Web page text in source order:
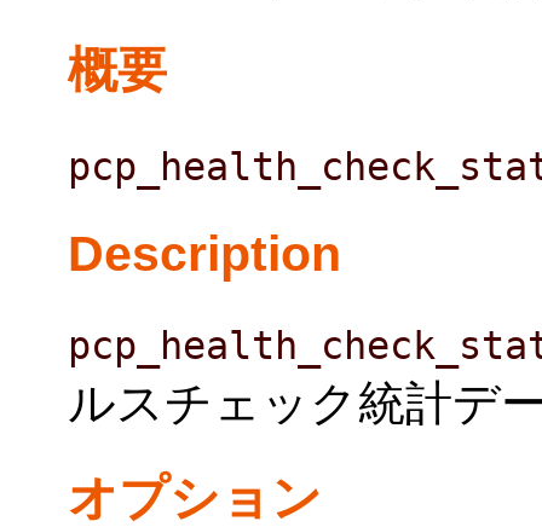
概要
Description
ルスチェック統計デ
オプション